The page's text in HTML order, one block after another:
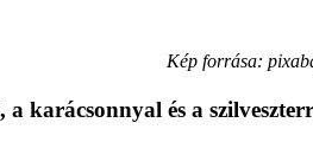
Kép forrása:
és a